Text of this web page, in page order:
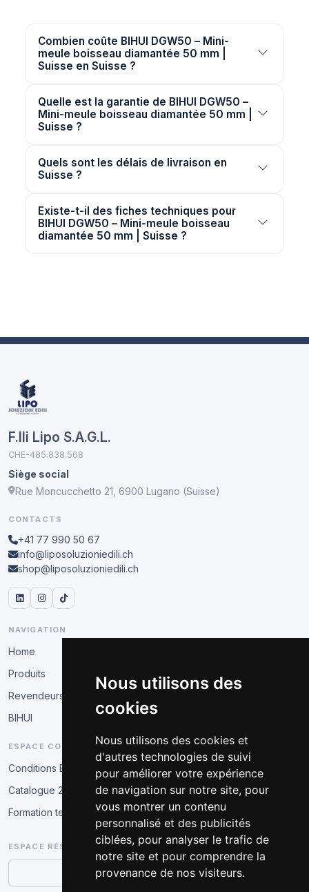
Nous utilisons des
cookies
Nous utilisons des cookies et
d'autres technologies de suivi
pour améliorer votre expérience
de navigation sur notre site, pour
vous montrer un contenu
personnalisé et des publicités
ciblées, pour analyser le trafic de
notre site et pour comprendre la
provenance de nos visiteurs.
Combien coûte BIHUI DGW50 – Mini-
meule boisseau diamantée 50 mm |
Suisse en Suisse ?
Quelle est la garantie de BIHUI DGW50 –
Mini-meule boisseau diamantée 50 mm |
Suisse ?
Quels sont les délais de livraison en
Suisse ?
Existe-t-il des fiches techniques pour
BIHUI DGW50 – Mini-meule boisseau
diamantée 50 mm | Suisse ?
F.lli Lipo S.A.G.L.
CHE-485.838.568
Siège social
Rue Moncucchetto 21, 6900 Lugano (Suisse)
CONTACTS
+41 77 990 50 67
info@liposoluzioniedili.ch
shop@liposoluzioniedili.ch
NAVIGATION
Home
Produits
Revendeurs
BIHUI
ESPACE COMMERCIAL
Conditions B2B
Catalogue 2026
Formation technique
ESPACE RÉSERVÉ
Accès partenaire